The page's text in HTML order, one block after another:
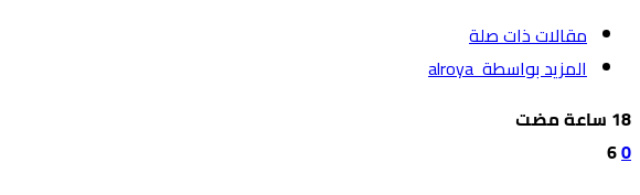
‫مقالات ذات صلة‬
‫‫المزيد بواسطة‬ ‬ alroya
0
6